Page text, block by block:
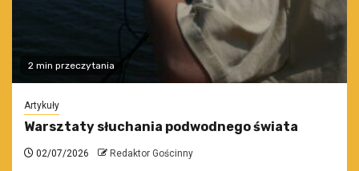
2 min przeczytania
Artykuły
Warsztaty słuchania podwodnego świata
02/07/2026 Redaktor Gościnny